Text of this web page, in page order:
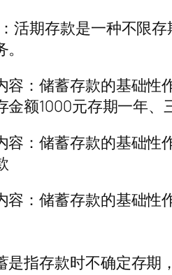
活期存款是一种不限
容：储蓄存款的基础性
金额1000元存期一年、
容：储蓄存款的基础性
容：储蓄存款的基础性
是指存款时不确定存期